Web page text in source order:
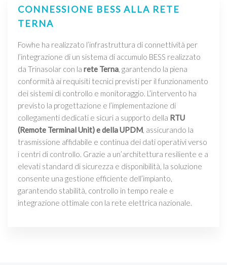
CONNESSIONE BESS ALLA RETE
TERNA
Fowhe ha realizzato l’infrastruttura di connettività per
l’integrazione di un sistema di accumulo BESS realizzato
da Trinasolar con la rete Terna, garantendo la piena
conformità ai requisiti tecnici previsti per il funzionamento
dei sistemi di controllo e monitoraggio. L’intervento ha
previsto la progettazione e l’implementazione di
collegamenti dedicati e sicuri a supporto della RTU
(Remote Terminal Unit) e della UPDM, assicurando la
trasmissione affidabile e continua dei dati operativi verso
i centri di controllo. Grazie a un’architettura resiliente e a
elevati standard di sicurezza e disponibilità, la soluzione
consente una gestione efficiente dell’impianto,
garantendo stabilità, controllo in tempo reale e
integrazione ottimale con la rete elettrica nazionale.